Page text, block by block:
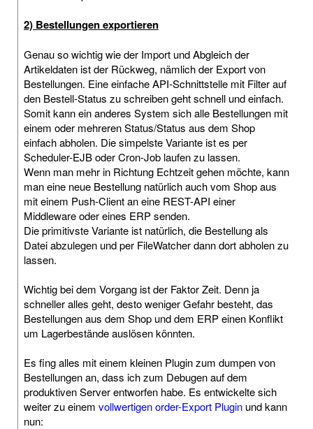
2) Bestellungen exportieren
Genau so wichtig wie der Import und Abgleich der
Artikeldaten ist der Rückweg, nämlich der Export von
Bestellungen. Eine einfache API-Schnittstelle mit Filter auf
den Bestell-Status zu schreiben geht schnell und einfach.
Somit kann ein anderes System sich alle Bestellungen mit
einem oder mehreren Status/Status aus dem Shop
einfach abholen. Die simpelste Variante ist es per
Scheduler-EJB oder Cron-Job laufen zu lassen.
Wenn man mehr in Richtung Echtzeit gehen möchte, kann
man eine neue Bestellung natürlich auch vom Shop aus
mit einem Push-Client an eine REST-API einer
Middleware oder eines ERP senden.
Die primitivste Variante ist natürlich, die Bestellung als
Datei abzulegen und per FileWatcher dann dort abholen zu
lassen.
Wichtig bei dem Vorgang ist der Faktor Zeit. Denn ja
schneller alles geht, desto weniger Gefahr besteht, das
Bestellungen aus dem Shop und dem ERP einen Konflikt
um Lagerbestände auslösen könnten.
Es fing alles mit einem kleinen Plugin zum dumpen von
Bestellungen an, dass ich zum Debugen auf dem
produktiven Server entworfen habe. Es entwickelte sich
weiter zu einem vollwertigen order-Export Plugin und kann
nun: